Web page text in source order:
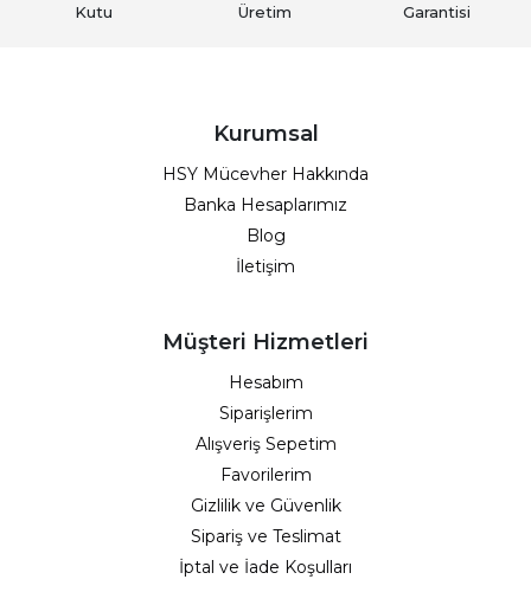
Kutu
Üretim
Garantisi
Kurumsal
HSY Mücevher Hakkında
Banka Hesaplarımız
Blog
İletişim
Müşteri Hizmetleri
Hesabım
Siparişlerim
Alışveriş Sepetim
Favorilerim
Gizlilik ve Güvenlik
Sipariş ve Teslimat
İptal ve İade Koşulları